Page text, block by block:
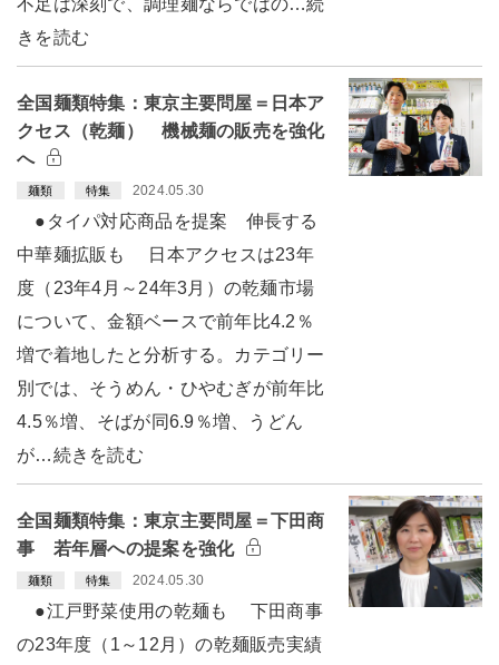
きを読む
全国麺類特集：東京主要問屋＝日本ア
クセス（乾麺） 機械麺の販売を強化
へ
麺類 特集 2024.05.30
●タイパ対応商品を提案 伸長する
中華麺拡販も 日本アクセスは23年
度（23年4月～24年3月）の乾麺市場
について、金額ベースで前年比4.2％
増で着地したと分析する。カテゴリー
別では、そうめん・ひやむぎが前年比
4.5％増、そばが同6.9％増、うどん
が…続きを読む
全国麺類特集：東京主要問屋＝下田商
事 若年層への提案を強化
麺類 特集 2024.05.30
●江戸野菜使用の乾麺も 下田商事
の23年度（1～12月）の乾麺販売実績